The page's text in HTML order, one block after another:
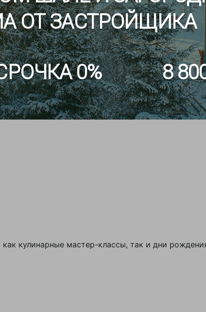
кулинарные мастер-классы, так и дни
ОТ ЗАСТРОЙЩИКА
0% 8